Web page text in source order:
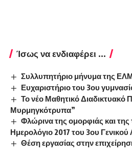
Ίσως να ενδιαφέρει ...
Συλλυπητήριο μήνυμα της
Ευχαριστήριο του 3ου
Το νέο Μαθητικό Διαδικτυακό
Μυρμηγκότρυπα”
Φλώρινα της ομορφιάς και της
Ημερολόγιο 2017 του 3ου
Θέση εργασίας στην